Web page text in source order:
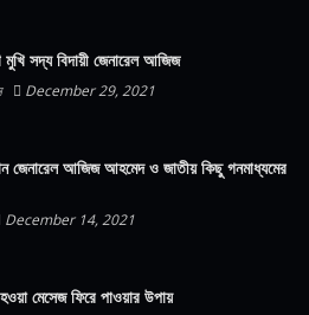
সদ্য বিদায়ী জেনারেল আজিজ
December 29, 2021
জেনারেল আজিজ আহমেদ ও জাতীয় কিছু গনমাধ্যমের
December 14, 2021
হওয়া মেসেজ ফিরে পাওয়ার উপায়